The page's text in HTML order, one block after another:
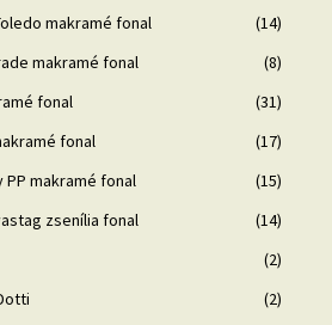
makramé fonal
(14)
makramé fonal
(8)
fonal
(31)
fonal
(17)
PP makramé fonal
(15)
zsenília fonal
(14)
(2)
(2)